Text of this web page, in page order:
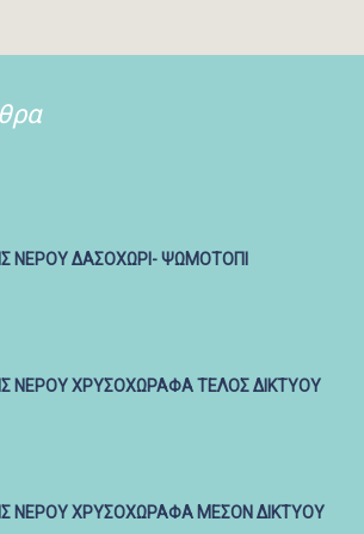
ΝΕΡΟΥ ΔΑΣΟΧΩΡΙ- ΨΩΜΟΤΟΠΙ
ΝΕΡΟΥ ΧΡΥΣΟΧΩΡΑΦΑ ΤΕΛΟΣ ΔΙΚΤΥΟΥ
ΝΕΡΟΥ ΧΡΥΣΟΧΩΡΑΦΑ ΜΕΣΟΝ ΔΙΚΤΥΟΥ